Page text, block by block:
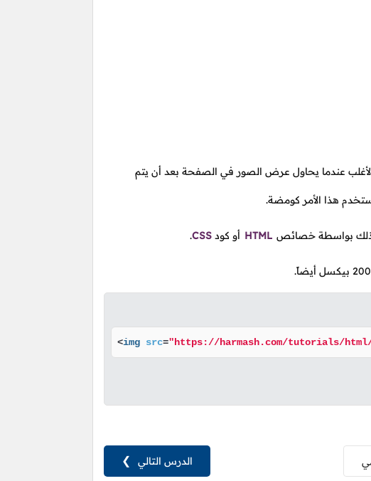
عندما يحاول عرض الصور في الصفحة بعد أن يتم
هذا الأمر كومضة.
ذلك بواسطة خصائص HTML أو كود CSS
.
<img src="https://harmash.com/tutorials/html/
الدرس التالي ❯